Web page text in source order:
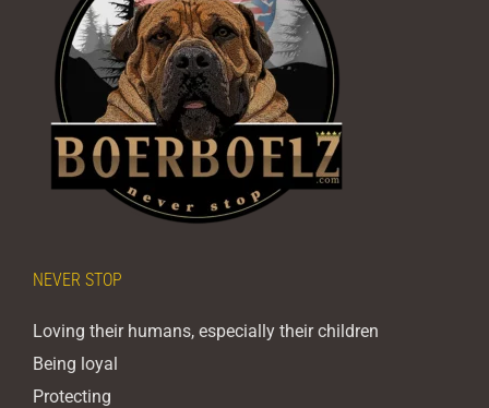
NEVER STOP
Loving their humans, especially their children
Being loyal
Protecting